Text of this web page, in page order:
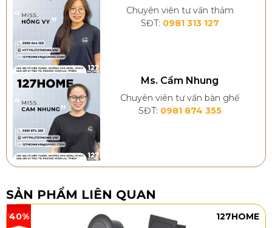
Chuyên viên tư vấn thảm
SĐT: 0981 313 127
Ms. Cẩm Nhung
Chuyên viên tư vấn bàn ghế
SĐT: 0981 874 355
SẢN PHẨM LIÊN QUAN
40% 127HOME